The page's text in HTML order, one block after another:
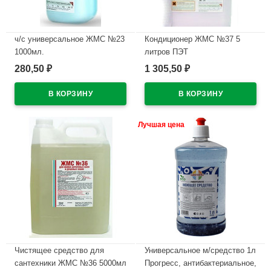
ч/с универсальное ЖМС №23
1000мл.
В наличии
280,50 ₽
Кондиционер ЖМС №37 5
литров ПЭТ
В наличии
1 305,50 ₽
Чистящее средство для
сантехники ЖМС №36 5000мл
Лучшая цена
Универсальное м/средство 1л
Прогресс, антибактериальное,